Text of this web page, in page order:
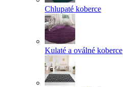
Chlupaté koberce
Kulaté a oválné koberce